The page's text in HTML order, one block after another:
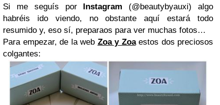
Si me seguís por Instagram (@beautybyauxi) algo
habréis ido viendo, no obstante aquí estará todo
resumido y, eso sí, preparaos para ver muchas fotos…
Para empezar, de la web Zoa y Zoaestos dos preciosos
colgantes: